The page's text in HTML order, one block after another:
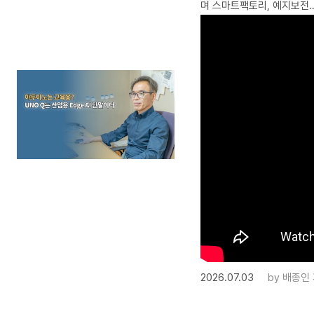
며 스마트팩토리, 예지보전
2026.07.03 by 배종인